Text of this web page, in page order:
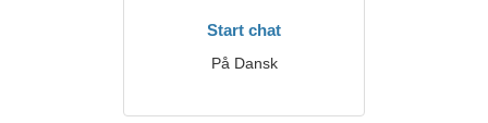
Start chat
På Dansk